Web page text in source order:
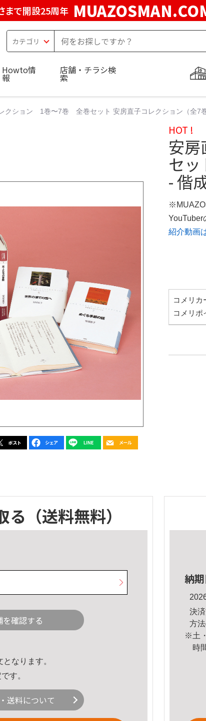
まで開設25周年
Howto情
報
店舗・チラシ検
索
クション 1巻〜7巻 全巻セット 安房直子コレクション（全7
HOT !
安
セッ
- 偕
YouTuber
紹介動画
コメリカ
コメリポ
る （送料無料）
確認する
なります。
す。
送料について
納期
決
方
※土
時